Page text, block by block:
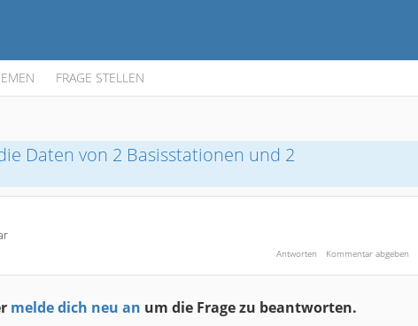
FRAGE STELLEN
Daten von 2 Basisstationen und 2
melde dich neu an um die Frage zu beantworten.